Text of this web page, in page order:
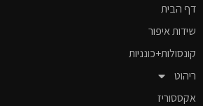
דף הבית
שידות איפור
קונסולות+כונניות
ריהוט
אקססוריז